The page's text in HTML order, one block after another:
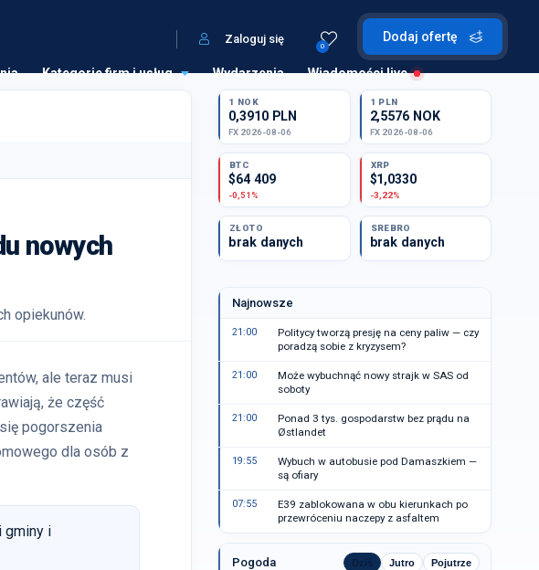
Dodaj ofertę
0
Zaloguj się
Kategorie firm i usług Wydarzenia Wiadomości live
nowych
opiekunów.
ale teraz musi
że część
pogorszenia
dla osób z
gminy i
1 NOK
0,3910 PLN
FX 2026-08-06
1 PLN
2,5576 NOK
FX 2026-08-06
BTC
$64 409
-0,51%
XRP
$1,0330
-3,22%
ZŁOTO
brak danych
SREBRO
brak danych
Najnowsze
21:00
Politycy tworzą presję na ceny paliw — czy
poradzą sobie z kryzysem?
21:00
Może wybuchnąć nowy strajk w SAS od
soboty
21:00
Ponad 3 tys. gospodarstw bez prądu na
Østlandet
19:55
Wybuch w autobusie pod Damaszkiem —
są ofiary
07:55
E39 zablokowana w obu kierunkach po
przewróceniu naczepy z asfaltem
Pogoda Dziś Jutro Pojutrze